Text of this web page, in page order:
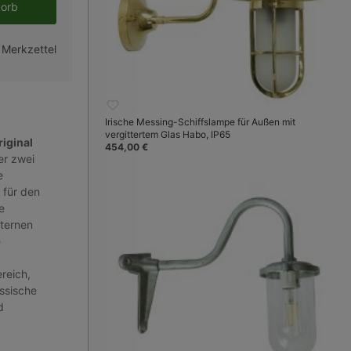
zwei
für den
Irische Messing-Schiffslampe für Außen mit
vergittertem Glas Habo, IP65
454,00 €